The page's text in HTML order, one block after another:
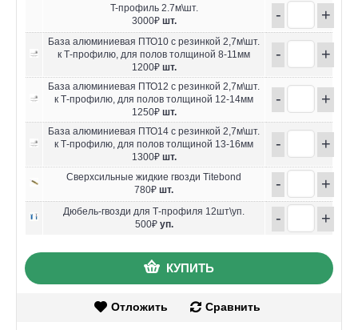
T-профиль 2.7м\шт.
3000₽ шт. - +
База алюминиевая ПТО10 с резинкой 2,7м\шт.
к Т-профилю, для полов толщиной 8-11мм
1200₽ шт.
- +
База алюминиевая ПТО12 с резинкой 2,7м\шт.
к Т-профилю, для полов толщиной 12-14мм
1250₽ шт.
- +
База алюминиевая ПТО14 с резинкой 2,7м\шт.
к Т-профилю, для полов толщиной 13-16мм
1300₽ шт.
- +
Сверхсильные жидкие гвозди Titebond
780₽ шт. - +
Дюбель-гвозди для Т-профиля 12шт\уп.
500₽ уп. - +
КУПИТЬ
Отложить Сравнить